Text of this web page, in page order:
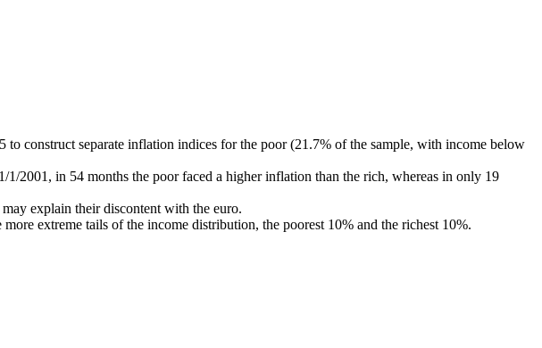
construct separate inflation indices for the poor (21.7% of the sample, with income below
2001, in 54 months the poor faced a higher inflation than the rich, whereas in only 19
explain their discontent with the euro.
extreme tails of the income distribution, the poorest 10% and the richest 10%.